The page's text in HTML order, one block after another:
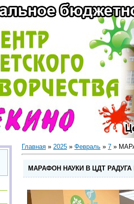
Главная » 2025 » Февраль » 7 »
МАРАФОН НАУКИ В ЦДТ РАДУГА